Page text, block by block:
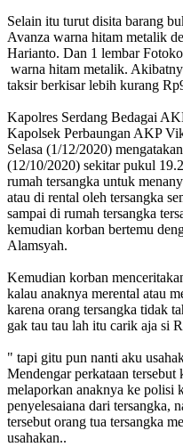
Selain itu turut disita barang
Avanza warna hitam metalik
Harianto. Dan 1 lembar
warna hitam metalik.
taksir berkisar lebih kurang
Kapolres Serdang Bedagai
Kapolsek Perbaungan AKP
Selasa (1/12/2020)
(12/10/2020) sekitar pukul
rumah tersangka untuk
atau di rental oleh tersangka
sampai di rumah tersangka
kemudian korban bertemu
Alamsyah.
Kemudian korban
kalau anaknya merental atau
karena orang tersangka tidak
gak tau tau lah itu carik aja si
" tapi gitu pun nanti aku
Mendengar perkataan
melaporkan anaknya ke polisi
penyelesaiana dari tersangka,
tersebut orang tua tersangka
usahakan..